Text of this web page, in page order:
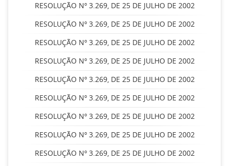
RESOLUÇÃO Nº 3.269, DE 25 DE JULHO DE 2002
RESOLUÇÃO Nº 3.269, DE 25 DE JULHO DE 2002
RESOLUÇÃO Nº 3.269, DE 25 DE JULHO DE 2002
RESOLUÇÃO Nº 3.269, DE 25 DE JULHO DE 2002
RESOLUÇÃO Nº 3.269, DE 25 DE JULHO DE 2002
RESOLUÇÃO Nº 3.269, DE 25 DE JULHO DE 2002
RESOLUÇÃO Nº 3.269, DE 25 DE JULHO DE 2002
RESOLUÇÃO Nº 3.269, DE 25 DE JULHO DE 2002
RESOLUÇÃO Nº 3.269, DE 25 DE JULHO DE 2002